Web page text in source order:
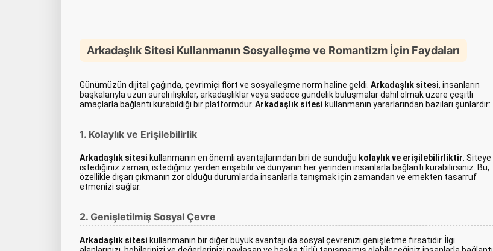
Arkadaşlık Sitesi Kullanmanın Sosyalleşme ve Romantizm İçin Faydaları
Günümüzün dijital çağında, çevrimiçi flört ve sosyalleşme norm haline geldi. Arkadaşlık sitesi, insanların
başkalarıyla uzun süreli ilişkiler, arkadaşlıklar veya sadece gündelik buluşmalar dahil olmak üzere çeşitli
amaçlarla bağlantı kurabildiği bir platformdur. Arkadaşlık sitesi kullanmanın yararlarından bazıları şunlardır:
1. Kolaylık ve Erişilebilirlik
Arkadaşlık sitesi kullanmanın en önemli avantajlarından biri de sunduğu kolaylık ve erişilebilirliktir . Siteye
istediğiniz zaman, istediğiniz yerden erişebilir ve dünyanın her yerinden insanlarla bağlantı kurabilirsiniz. Bu,
özellikle dışarı çıkmanın zor olduğu durumlarda insanlarla tanışmak için zamandan ve emekten tasarruf
etmenizi sağlar.
2. Genişletilmiş Sosyal Çevre
Arkadaşlık sitesi kullanmanın bir diğer büyük avantajı da sosyal çevrenizi genişletme fırsatıdır. İlgi